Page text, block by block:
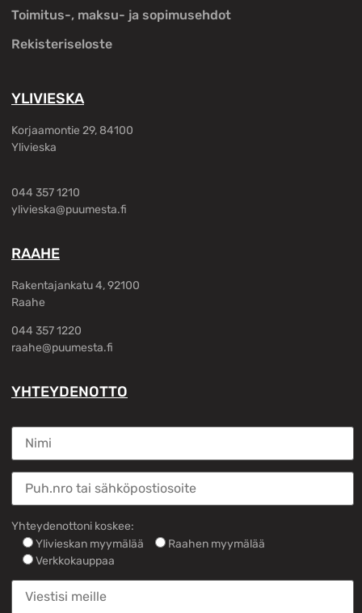
Toimitus-, maksu- ja sopimusehdot
Rekisteriseloste
YLIVIESKA
Korjaamontie 29, 84100
Ylivieska
044 357 1210
ylivieska@puumesta.fi
RAAHE
Rakentajankatu 4, 92100
Raahe
044 357 1220
raahe@puumesta.fi
YHTEYDENOTTO
Yhteydenottoni koskee:
Ylivieskan myymälää
Raahen myymälää
Verkkokauppaa